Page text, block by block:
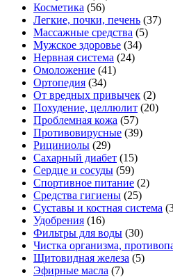
Косметика (56)
Легкие, почки, печень (37)
Массажные средства (5)
Мужское здоровье (34)
Нервная система (24)
Омоложение (41)
Ортопедия (34)
От вредных привычек (2)
Похудение, целлюлит (20)
Проблемная кожа (57)
Противовирусные (39)
Рициниолы (29)
Сахарный диабет (15)
Сердце и сосуды (59)
Спортивное питание (2)
Средства гигиены (25)
Суставы и костная система
Удобрения (16)
Фильтры для воды (30)
Чистка организма,
Щитовидная железа (5)
Эфирные масла (7)